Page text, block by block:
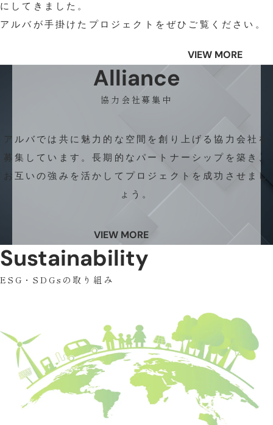
にしてきました。
アルバが手掛けたプロジェクトをぜひご覧ください。
VIEW MORE
協力会社募集中
Alliance
アルバでは共に魅力的な空間を創り上げる協力会社を
募集しています。長期的なパートナーシップを築き、
お互いの強みを活かしてプロジェクトを成功させまし
ょう。
VIEW MORE
ESG・SDGsの取り組み
Sustainability